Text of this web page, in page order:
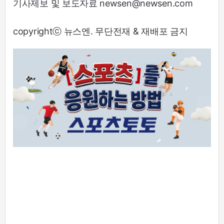
기사제보 및 보도자료 newsen@newsen.com
copyrightⓒ 뉴스엔. 무단전재 & 재배포 금지